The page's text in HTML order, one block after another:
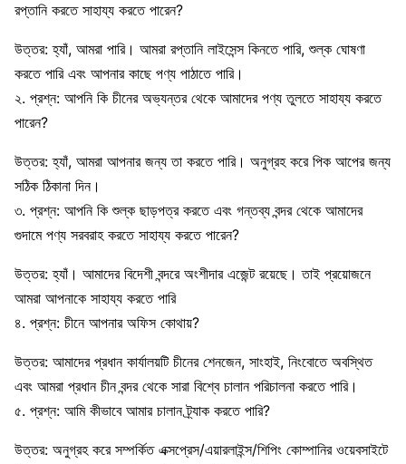
রপ্তানি করতে সাহায্য করতে পারেন?
উত্তর: হ্যাঁ, আমরা পারি। আমরা রপ্তানি লাইসেন্স কিনতে পারি, শুল্ক ঘোষণা
করতে পারি এবং আপনার কাছে পণ্য পাঠাতে পারি।
২. প্রশ্ন: আপনি কি চীনের অভ্যন্তর থেকে আমাদের পণ্য তুলতে সাহায্য করতে
পারেন?
উত্তর: হ্যাঁ, আমরা আপনার জন্য তা করতে পারি। অনুগ্রহ করে পিক আপের জন্য
সঠিক ঠিকানা দিন।
৩. প্রশ্ন: আপনি কি শুল্ক ছাড়পত্র করতে এবং গন্তব্য বন্দর থেকে আমাদের
গুদামে পণ্য সরবরাহ করতে সাহায্য করতে পারেন?
উত্তর: হ্যাঁ। আমাদের বিদেশী বন্দরে অংশীদার এজেন্ট রয়েছে। তাই প্রয়োজনে
আমরা আপনাকে সাহায্য করতে পারি
৪. প্রশ্ন: চীনে আপনার অফিস কোথায়?
উত্তর: আমাদের প্রধান কার্যালয়টি চীনের শেনজেন, সাংহাই, নিংবোতে অবস্থিত
এবং আমরা প্রধান চীন বন্দর থেকে সারা বিশ্বে চালান পরিচালনা করতে পারি।
৫. প্রশ্ন: আমি কীভাবে আমার চালান ট্র্যাক করতে পারি?
উত্তর: অনুগ্রহ করে সম্পর্কিত এক্সপ্রেস/এয়ারলাইন্স/শিপিং কোম্পানির ওয়েবসাইটে